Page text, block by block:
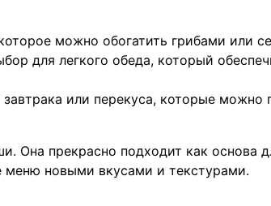
можно обогатить грибами или
для легкого обеда, который
или перекуса, которые можно
Она прекрасно подходит как основа
меню новыми вкусами и текстурами.